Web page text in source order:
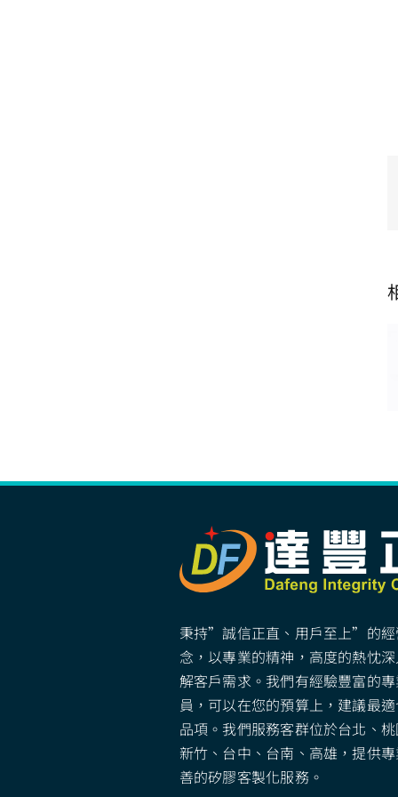
秉持”誠信正直、用戶至上”的
念，以專業的精神，高度的熱忱
解客戶需求。我們有經驗豐富的
員，可以在您的預算上，建議最
品項。我們服務客群位於台北、
新竹、台中、台南、高雄，提供
善的矽膠客製化服務。